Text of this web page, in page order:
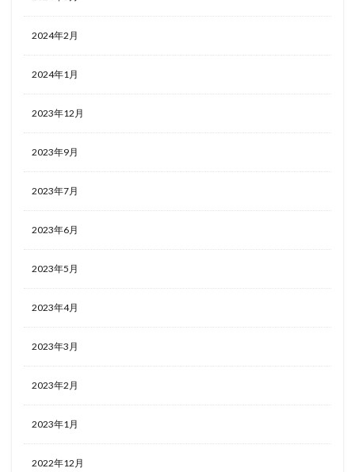
2024年2月
2024年1月
2023年12月
2023年9月
2023年7月
2023年6月
2023年5月
2023年4月
2023年3月
2023年2月
2023年1月
2022年12月